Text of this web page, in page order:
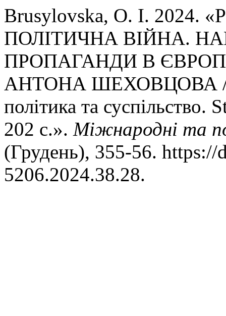
Brusylovska, O. I. 2024.
ПОЛІТИЧНА ВІЙНА.
ПРОПАГАНДИ В ЄВРОПІ
АНТОНА ШЕХОВЦОВА /
політика та
202 с.». Міжнародні та
(Грудень), 355-56.
5206.2024.38.28.